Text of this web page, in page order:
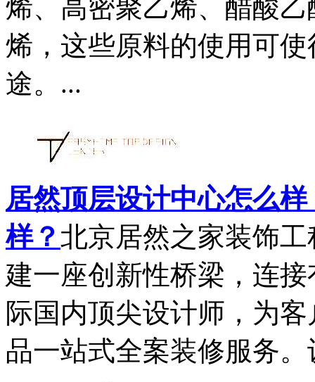
烯、高密聚乙烯、醋酸
烯，这些原料的使用可
途。...
居然顶层设计中心怎么
样？ 北京居然之家装饰
建一座创新性桥梁，连
际国内顶尖设计师，为
品一站式全案装修服务